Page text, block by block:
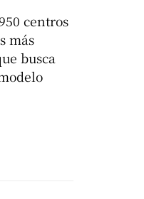
centros
más
busca